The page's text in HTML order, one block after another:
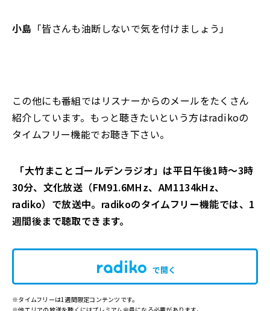
小島 「皆さんも油断しないで気を付けましょう」
この他にも番組ではリスナーからのメールをたくさん
紹介しています。もっと聴きたいという方はradikoの
タイムフリー機能でお聴き下さい。
「大竹まことゴールデンラジオ」は平日午後1時～3時
30分、文化放送（FM91.6MHz、AM1134kHz、
radiko）で放送中。radikoのタイムフリー機能では、1
週間後まで聴取できます。
で開く
※タイムフリーは1週間限定コンテンツです。